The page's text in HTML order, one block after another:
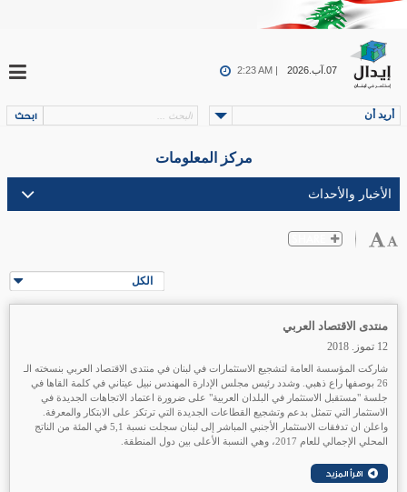
07.آب.2026 2:23 AM |
أريد أن
مركز المعلومات
الكل
منتدى الاقتصاد العربي
12 تموز. 2018
شاركت المؤسسة العامة لتشجيع الاستثمارات في لبنان في منتدى الاقتصاد العربي بنسخته الـ
26 بوصفها راع ذهبي. وشدد رئيس مجلس الإدارة المهندس نبيل عيتاني في كلمة القاها في
جلسة "مستقبل الاستثمار في البلدان العربية" على ضرورة اعتماد الاتجاهات الجديدة في
الاستثمار التي تتمثل بدعم وتشجيع القطاعات الجديدة التي ترتكز على الابتكار والمعرفة.
واعلن ان تدفقات الاستثمار الأجنبي المباشر إلى لبنان سجلت نسبة 5,1 في المئة من الناتج
المحلي الإجمالي للعام 2017، وهي النسبة الأعلى بين دول المنطقة.